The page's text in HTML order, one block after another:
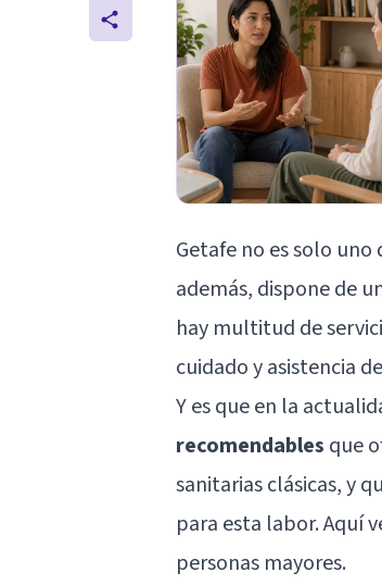
Getafe no es solo
además, dispone de
hay multitud de
cuidado y asistencia
Y es que en la
recomendables que
sanitarias clásicas, y
para esta labor. Aquí
personas mayores.